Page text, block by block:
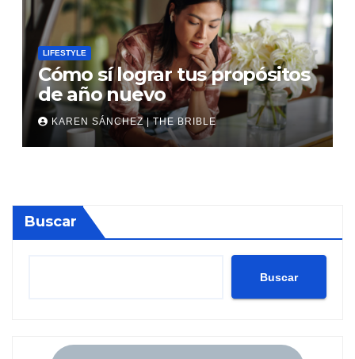
LIFESTYLE
Cómo sí lograr tus propósitos
de año nuevo
KAREN SÁNCHEZ | THE BRIBLE
Buscar
Buscar